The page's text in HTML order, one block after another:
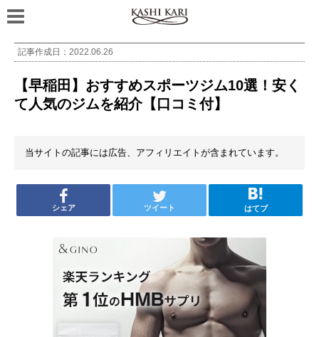
記事作成日： 2022.06.26
【早稲田】おすすめスポーツジム10選！安く
て人気のジムを紹介【口コミ付】
当サイトの記事には広告、アフィリエイトが含まれています。
シェア ツイート はてブ